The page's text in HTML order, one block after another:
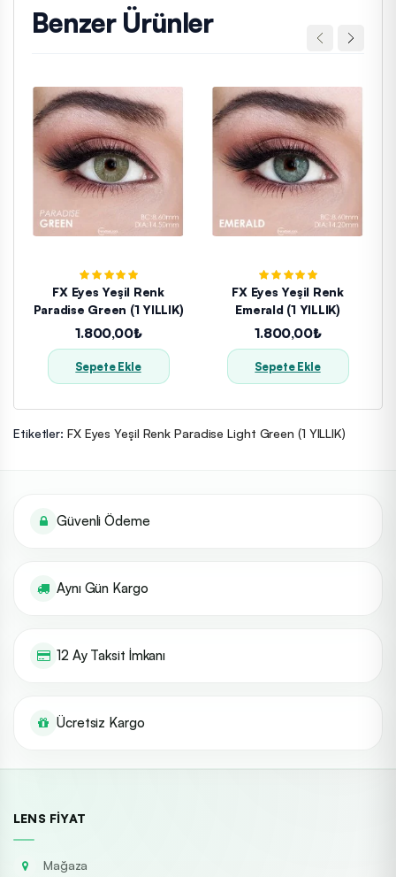
Benzer Ürünler
FX Eyes Yeşil Renk
Paradise Green (1 YILLIK)
1.800,00₺
Sepete Ekle
FX Eyes Yeşil Renk
Emerald (1 YILLIK)
1.800,00₺
Sepete Ekle
Etiketler: FX Eyes Yeşil Renk Paradise Light Green (1 YILLIK)
Güvenli Ödeme
Aynı Gün Kargo
12 Ay Taksit İmkanı
Ücretsiz Kargo
LENS FIYAT
Mağaza